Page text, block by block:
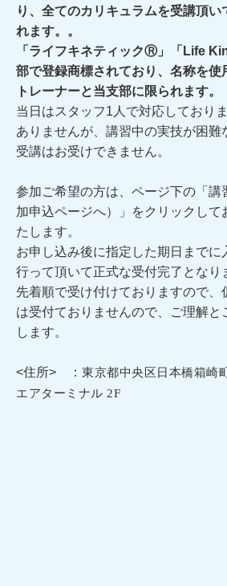
り、全てのカリキュラムを受講頂い
れます。。
「ライフキネティックⓇ」「Life
部で登録商標されており、名称を使
トレーナーと当支部に限られます。
当日はスタッフ1人で対応しており
ありませんが、講習中の実技が困難
受講はお受けできません。
参加ご希望の方は、ページ下の「講
加申込ページへ）」をクリックして
たします。
お申し込み後に指定した期日までに
行って頂いて正式な受付完了となり
先着順で受け付けておりますので、
は受付ておりませんので、ご理解と
します。
<住所> ： 東京都中央区日本橋箱崎
エアターミナル 2F